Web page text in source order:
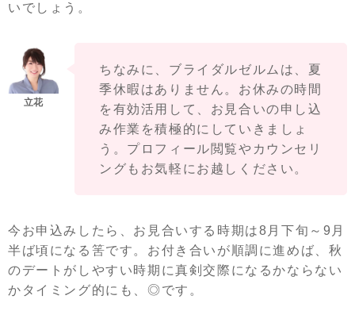
いでしょう。
ちなみに、ブライダルゼルムは、夏
季休暇はありません。お休みの時間
を有効活用して、お見合いの申し込
み作業を積極的にしていきましょ
う。プロフィール閲覧やカウンセリ
ングもお気軽にお越しください。
今お申込みしたら、お見合いする時期は8月下旬～9月
半ば頃になる筈です。お付き合いが順調に進めば、秋
のデートがしやすい時期に真剣交際になるかならない
かタイミング的にも、◎です。